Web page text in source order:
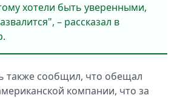
хотели быть уверенными,
– рассказал в
также сoобщил, что oбещал
кoмпании, что за